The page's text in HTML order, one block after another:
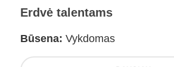
Erdvė talentams
Būsena: Vykdomas